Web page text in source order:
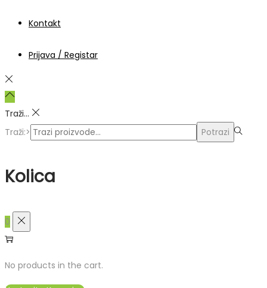
Kontakt
Prijava / Registar
Traži...
Traži:>
Potrazi
Kolica
0
No products in the cart.